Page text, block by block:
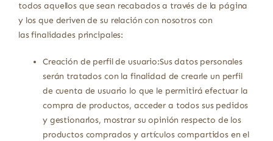
todos aquellos que sean recabados a través de la página
y los que deriven de su relación con nosotros con
las finalidades principales:
Creación de perfil de usuario:Sus datos personales
serán tratados con la finalidad de crearle un perfil
de cuenta de usuario lo que le permitirá efectuar la
compra de productos, acceder a todos sus pedidos
y gestionarlos, mostrar su opinión respecto de los
productos comprados y artículos compartidos en el